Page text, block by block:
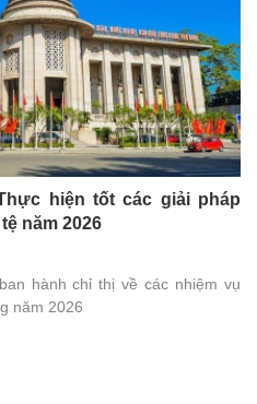
hiện tốt các giải pháp
năm 2026
hành chỉ thị về các nhiệm vụ
năm 2026